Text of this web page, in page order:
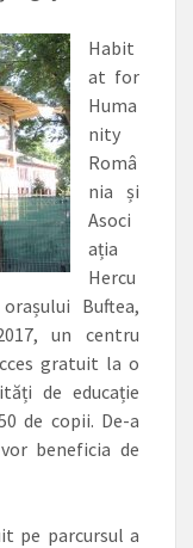
Habit
at for
Huma
nity
Româ
nia și
Asoci
ația
Hercu
Buftea,
un centru
gratuit la o
de educație
de copii. ­De-a
beneficia de
pe parcursul a